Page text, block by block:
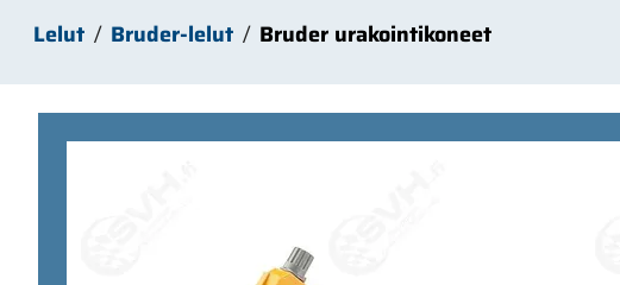
Lelut Bruder-lelut Bruder urakointikoneet
Ohita kuvat